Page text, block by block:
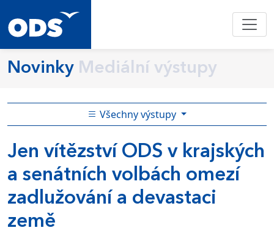
Novinky Mediální výstupy
Všechny výstupy
Jen vítězství ODS v krajských
a senátních volbách omezí
zadlužování a devastaci
země